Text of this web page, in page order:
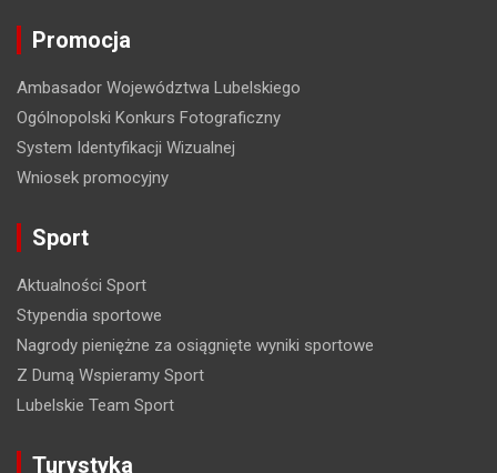
c
j
a
w
p
s
Promocja
Ambasador Województwa Lubelskiego
Ogólnopolski Konkurs Fotograficzny
System Identyfikacji Wizualnej
Wniosek promocyjny
Sport
Aktualności Sport
Stypendia sportowe
Nagrody pieniężne za osiągnięte wyniki sportowe
Z Dumą Wspieramy Sport
Lubelskie Team Sport
Turystyka